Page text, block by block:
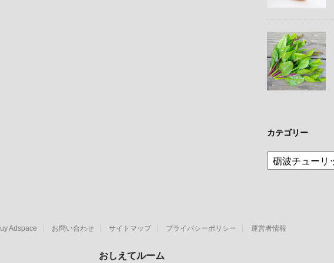
カテゴリー
カ
テ
Adspace お問い合わせ サイトマップ プライバシーポリシー 運営者情報
おしえてルーム